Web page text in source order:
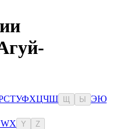
СТУФХЦЧШ Ы ЭЮ
WX Y Z